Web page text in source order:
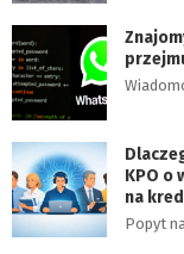
KPO o
na
Popyt